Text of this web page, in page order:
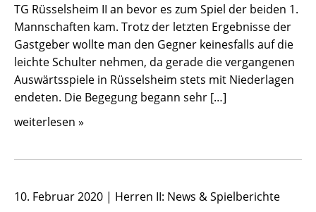
TG Rüsselsheim II an bevor es zum Spiel der beiden 1.
Mannschaften kam. Trotz der letzten Ergebnisse der
Gastgeber wollte man den Gegner keinesfalls auf die
leichte Schulter nehmen, da gerade die vergangenen
Auswärtsspiele in Rüsselsheim stets mit Niederlagen
endeten. Die Begegung begann sehr […]
weiterlesen »
10. Februar 2020 | Herren II: News & Spielberichte